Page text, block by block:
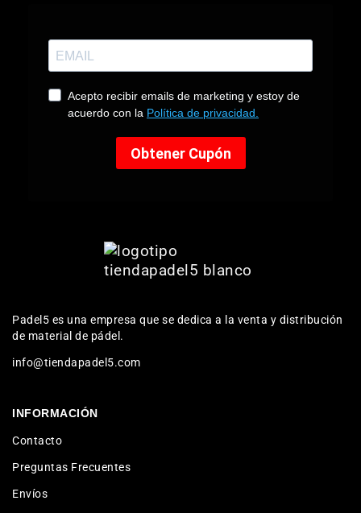
Padel5 es una empresa que se dedica a la venta y distribución
de material de pádel.
info@tiendapadel5.com
INFORMACIÓN
Contacto
Preguntas Frecuentes
Envíos